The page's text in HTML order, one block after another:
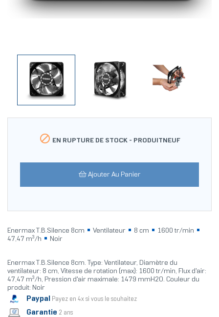
 EN RUPTURE DE STOCK - PRODUITNEUF
Ajouter Au Panier
Enermax T.B.Silence 8cm Ventilateur 8 cm
1600 tr/min
47,47 m³/h
Noir
Enermax T.B.Silence 8cm. Type: Ventilateur, Diamètre du
ventilateur: 8 cm, Vitesse de rotation (max): 1600 tr/min, Flux d'air:
47,47 m³/h, Pression d'air maximale: 1479 mmH2O. Couleur du
produit: Noir
Paypal Payez en 4x si vous le souhaitez
Garantie 2 ans